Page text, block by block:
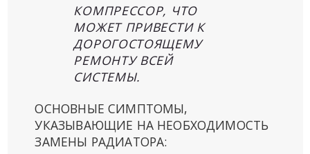
КОМПРЕССОР, ЧТО
МОЖЕТ ПРИВЕСТИ К
ДОРОГОСТОЯЩЕМУ
РЕМОНТУ ВСЕЙ
СИСТЕМЫ.
ОСНОВНЫЕ СИМПТОМЫ,
УКАЗЫВАЮЩИЕ НА НЕОБХОДИМОСТЬ
ЗАМЕНЫ РАДИАТОРА: